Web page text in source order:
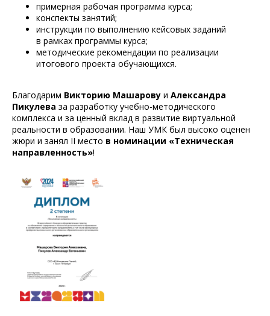
примерная рабочая программа курса;
конспекты занятий;
инструкции по выполнению кейсовых заданий
в рамках программы курса;
методические рекомендации по реализации
итогового проекта обучающихся.
Благодарим Викторию Машарову и Александра
Пикулева за разработку учебно-методического
комплекса и за ценный вклад в развитие виртуальной
реальности в образовании. Наш УМК был высоко оценен
жюри и занял II место в номинации «Техническая
направленность»!